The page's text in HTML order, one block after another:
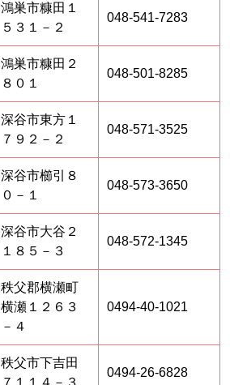
鴻巣市糠田１
５３１－２
048-541-7283
鴻巣市糠田２
８０１
048-501-8285
深谷市東方１
７９２－２
048-571-3525
深谷市櫛引８
０－１
048-573-3650
深谷市大谷２
１８５－３
048-572-1345
秩父郡横瀬町
横瀬１２６３
－４
0494-40-1021
秩父市下吉田
７１１４－３
0494-26-6828